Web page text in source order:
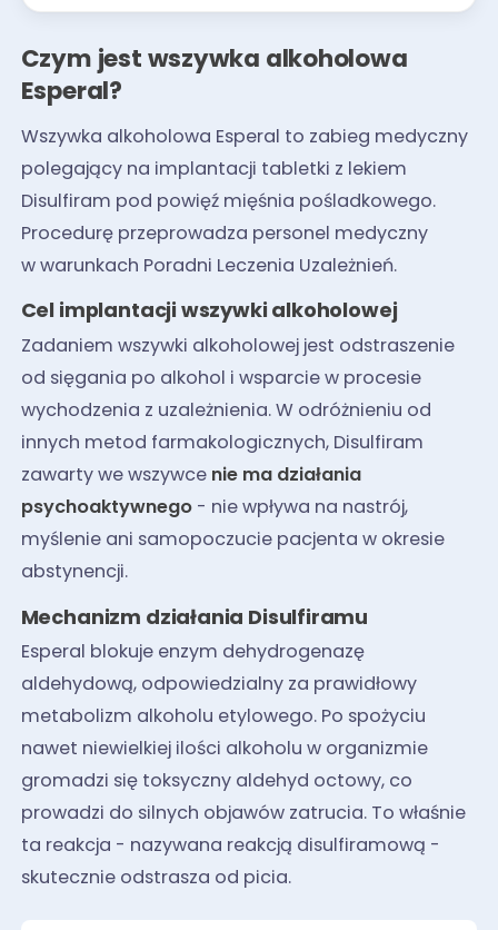
Czym jest wszywka alkoholowa
Esperal?
Wszywka alkoholowa Esperal to zabieg medyczny
polegający na implantacji tabletki z lekiem
Disulfiram pod powięź mięśnia pośladkowego.
Procedurę przeprowadza personel medyczny
w warunkach Poradni Leczenia Uzależnień.
Cel implantacji wszywki alkoholowej
Zadaniem wszywki alkoholowej jest odstraszenie
od sięgania po alkohol i wsparcie w procesie
wychodzenia z uzależnienia. W odróżnieniu od
innych metod farmakologicznych, Disulfiram
zawarty we wszywce nie ma działania
psychoaktywnego- nie wpływa na nastrój,
myślenie ani samopoczucie pacjenta w okresie
abstynencji.
Mechanizm działania Disulfiramu
Esperal blokuje enzym dehydrogenazę
aldehydową, odpowiedzialny za prawidłowy
metabolizm alkoholu etylowego. Po spożyciu
nawet niewielkiej ilości alkoholu w organizmie
gromadzi się toksyczny aldehyd octowy, co
prowadzi do silnych objawów zatrucia. To właśnie
ta reakcja - nazywana reakcją disulfiramową -
skutecznie odstrasza od picia.